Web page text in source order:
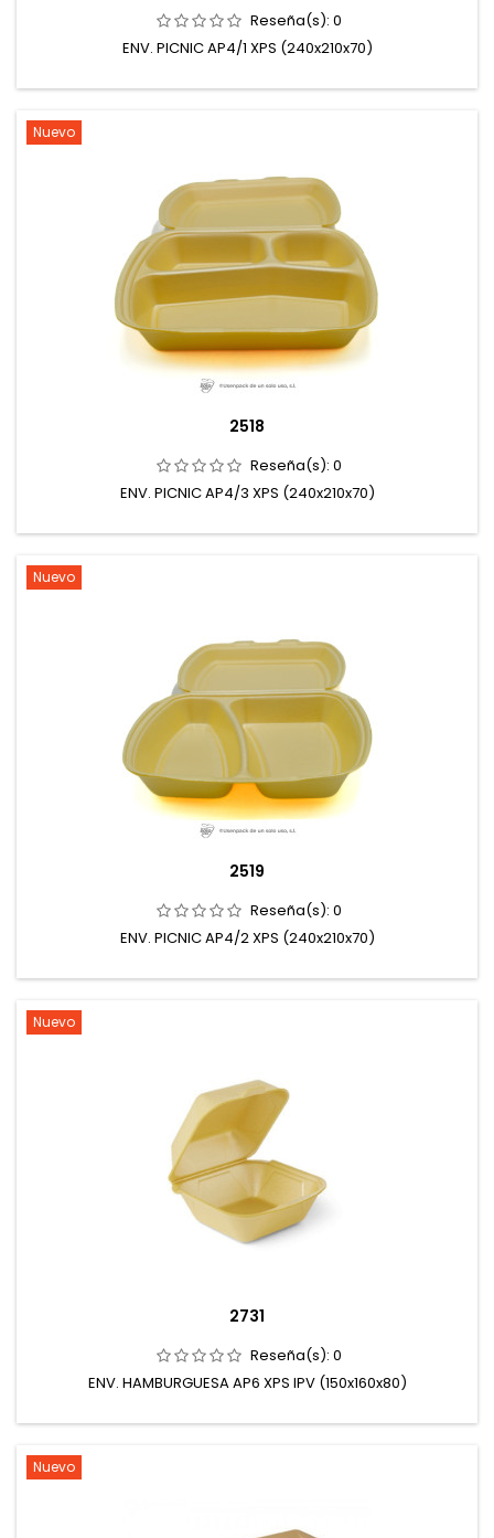
Reseña(s): 0
ENV. PICNIC AP4/1 XPS (240x210x70)
Nuevo
2518
Reseña(s): 0
ENV. PICNIC AP4/3 XPS (240x210x70)
Nuevo
2519
Reseña(s): 0
ENV. PICNIC AP4/2 XPS (240x210x70)
Nuevo
2731
Reseña(s): 0
ENV. HAMBURGUESA AP6 XPS IPV (150x160x80)
Nuevo